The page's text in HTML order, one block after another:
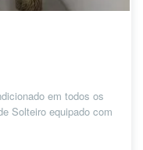
em todos os
Solteiro equipado com